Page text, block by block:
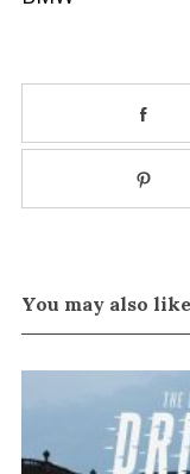
You may also like
S